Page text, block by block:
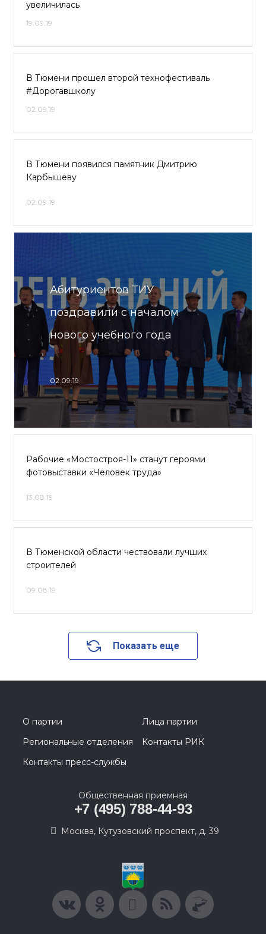
увеличилась
19.09.19
В Тюмени прошел второй технофестиваль
#Дорогавшколу
02.09.19
В Тюмени появился памятник Дмитрию
Карбышеву
02.09.19
Абитуриентов ТИУ
поздравили с началом
нового учебного года
02.09.19
Рабочие «Мостостроя-11» станут героями
фотовыставки «Человек труда»
13.08.19
В Тюменской области чествовали лучших
строителей
09.08.19
Показать еще
О партии
Лица партии
Региональные отделения
Контакты РИК
Контакты пресс-службы
Общественная приемная
+7 (495) 788-44-93
Москва, Кутузовский проспект, д. 39